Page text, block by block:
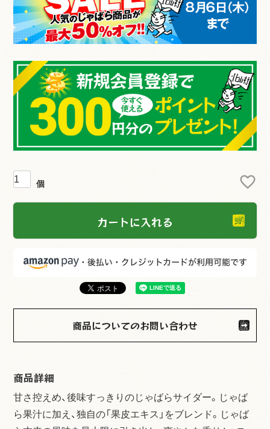
カートに入れる
商品についてのお問い合わせ
商品詳細
甘さ控えめ、後味すっきりのじゃばらサイダー。じゃば
ら果汁に加え、独自の「果皮エキス」をブレンド。じゃば